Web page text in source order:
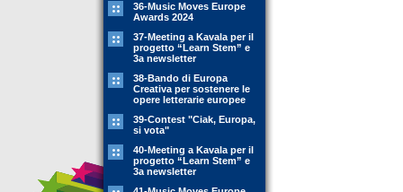
36-Music Moves Europe
Awards 2024
37-Meeting a Kavala per il
progetto “Learn Stem” e
3a newsletter
38-Bando di Europa
Creativa per sostenere le
opere letterarie europee
39-Contest "Ciak, Europa,
si vota"
40-Meeting a Kavala per il
progetto “Learn Stem” e
3a newsletter